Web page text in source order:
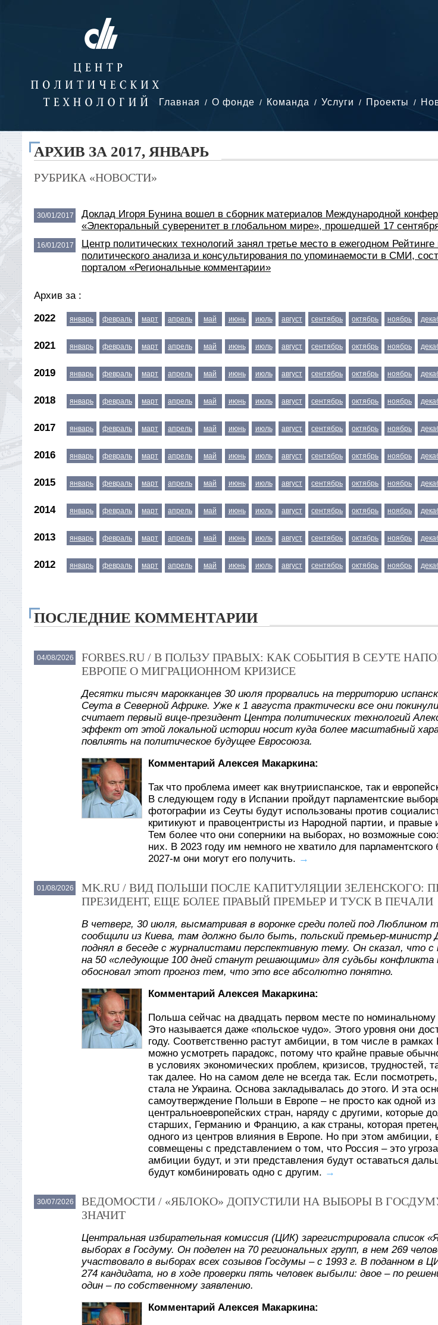
Главная О фонде Команда Услуги Проекты
АРХИВ ЗА 2017, ЯНВАРЬ
РУБРИКА «НОВОСТИ»
30/01/2017
Доклад Игоря Бунина вошел в сборник материалов Международной
«Электоральный суверенитет в глобальном мире», прошедшей 17
16/01/2017
Центр политических технологий занял третье место в ежегодном Рейтинге
политического анализа и консультирования по упоминаемости в СМИ,
порталом «Региональные комментарии»
Архив за :
2022 январь февраль март апрель май июнь июль август сентябрь октябрь ноябрь
2021 январь февраль март апрель май июнь июль август сентябрь октябрь ноябрь
2019 январь февраль март апрель май июнь июль август сентябрь октябрь ноябрь
2018 январь февраль март апрель май июнь июль август сентябрь октябрь ноябрь
2017 январь февраль март апрель май июнь июль август сентябрь октябрь ноябрь
2016 январь февраль март апрель май июнь июль август сентябрь октябрь ноябрь
2015 январь февраль март апрель май июнь июль август сентябрь октябрь ноябрь
2014 январь февраль март апрель май июнь июль август сентябрь октябрь ноябрь
2013 январь февраль март апрель май июнь июль август сентябрь октябрь ноябрь
2012 январь февраль март апрель май июнь июль август сентябрь октябрь ноябрь
ПОСЛЕДНИЕ КОММЕНТАРИИ
04/08/2026
FORBES.RU / В ПОЛЬЗУ ПРАВЫХ: КАК СОБЫТИЯ В СЕУТЕ
ЕВРОПЕ О МИГРАЦИОННОМ КРИЗИСЕ
Десятки тысяч марокканцев 30 июля прорвались на территорию
Сеута в Северной Африке. Уже к 1 августа практически все они
считает первый вице-президент Центра политических технологий
эффект от этой локальной истории носит куда более масштабный
повлиять на политическое будущее Евросоюза.
Комментарий Алексея Макаркина:
Так что проблема имеет как внутрииспанское, так и
В следующем году в Испании пройдут парламентские
фотографии из Сеуты будут использованы против
критикуют и правоцентристы из Народной партии, и правые
Тем более что они соперники на выборах, но возможные
них. В 2023 году им немного не хватило для
2027-м они могут его получить. →
01/08/2026
MK.RU / ВИД ПОЛЬШИ ПОСЛЕ КАПИТУЛЯЦИИ ЗЕЛЕНСКОГО:
ПРЕЗИДЕНТ, ЕЩЕ БОЛЕЕ ПРАВЫЙ ПРЕМЬЕР И ТУСК В ПЕЧАЛИ
В четверг, 30 июля, высматривая в воронке среди полей под Люблином
сообщили из Киева, там должно было быть, польский премьер-министр
поднял в беседе с журналистами перспективную тему. Он сказал, что
на 50 «следующие 100 дней станут решающими» для судьбы конфликта
обосновал этот прогноз тем, что это все абсолютно понятно.
Комментарий Алексея Макаркина:
Польша сейчас на двадцать первом месте по
Это называется даже «польское чудо». Этого уровня они
году. Соответственно растут амбиции, в том числе в
можно усмотреть парадокс, потому что крайне правые
в условиях экономических проблем, кризисов, трудностей,
так далее. Но на самом деле не всегда так. Если
стала не Украина. Основа закладывалась до этого. И эта
самоутверждение Польши в Европе – не просто как одной из
центральноевропейских стран, наряду с другими, которые
старших, Германию и Францию, а как страны, которая
одного из центров влияния в Европе. Но при этом амбиции,
совмещены с представлением о том, что Россия – это
амбиции будут, и эти представления будут оставаться
будут комбинировать одно с другим. →
30/07/2026
ВЕДОМОСТИ / «ЯБЛОКО» ДОПУСТИЛИ НА ВЫБОРЫ В
ЗНАЧИТ
Центральная избирательная комиссия (ЦИК) зарегистрировала список
выборах в Госдуму. Он поделен на 70 региональных групп, в нем 269
участвовало в выборах всех созывов Госдумы – с 1993 г. В поданном в
274 кандидата, но в ходе проверки пять человек выбыли: двое – по
один – по собственному заявлению.
Комментарий Алексея Макаркина: